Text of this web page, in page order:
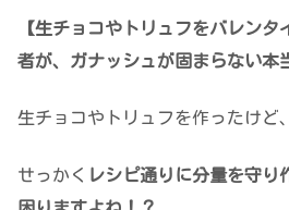
【生チョコやトリュフをバレン
者が、ガナッシュが固まらない本
生チョコやトリュフを作ったけど
せっかく レシピ通りに分量を守り